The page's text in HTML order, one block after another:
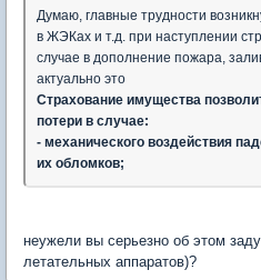
Думаю, главные трудности
в ЖЭКах и т.д. при наступлении
случае в дополнение пожара,
актуально это
Страхование имущества
потери в случае:
- механического воздействия
их обломков;
неужели вы серьезно об этом
летательных аппаратов)?